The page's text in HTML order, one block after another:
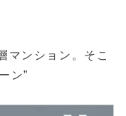
マンション。そこ
ン”